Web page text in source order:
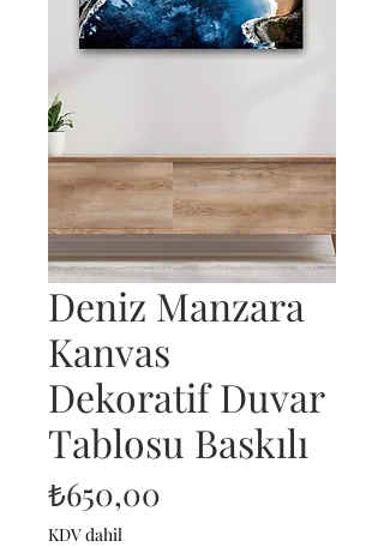
Deniz Manzara
Kanvas
Dekoratif Duvar
Tablosu Baskılı
₺650,00
KDV dahil